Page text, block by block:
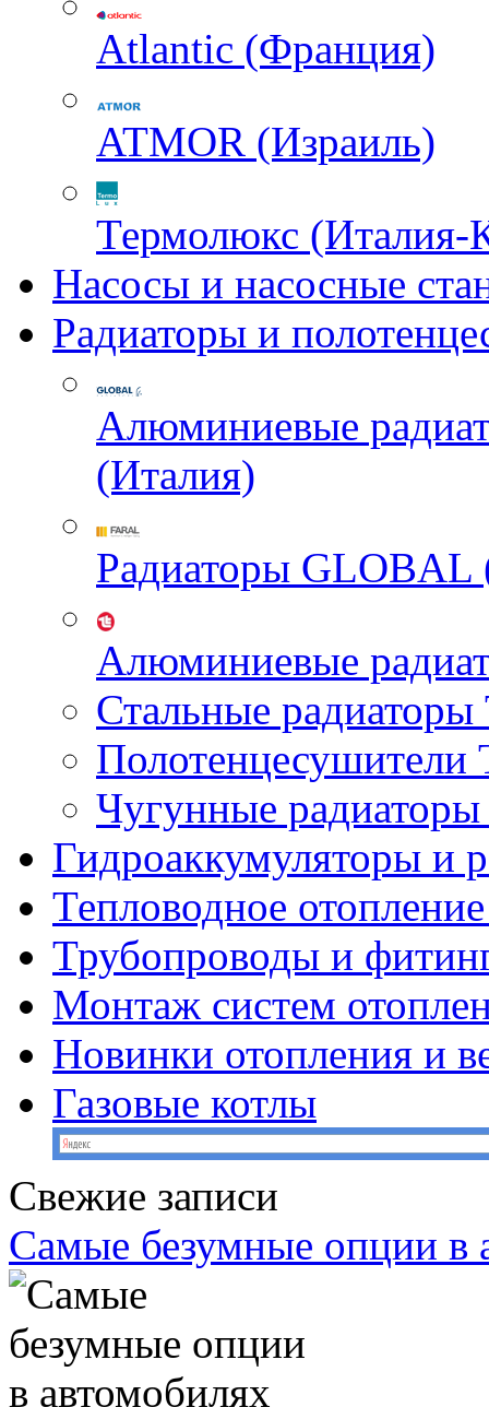
Atlantic (Франция)
ATMOR (Израиль)
Термолюкс (Италия-
Насосы и насосные
Радиаторы и
Алюминиевые
(Италия)
Радиаторы GLOBAL
Алюминиевые
Стальные
Чугунные
Гидроаккумуляторы и
Тепловодное
Трубопроводы и
Монтаж систем
Новинки отопления и
Газовые котлы
Свежие записи
Самые безумные опции в